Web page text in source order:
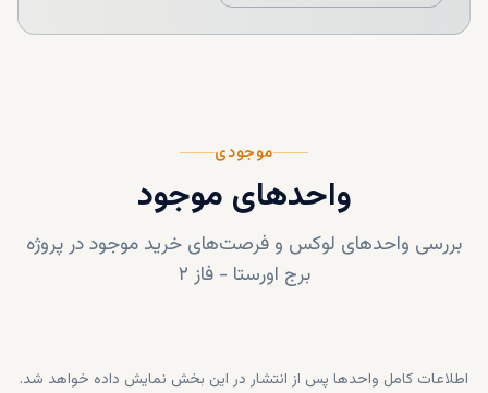
موجودی
واحدهای موجود
بررسی واحدهای لوکس و فرصت‌های خرید موجود در پروژه
برج اورستا - فاز ۲
اطلاعات کامل واحدها پس از انتشار در این بخش نمایش داده خواهد شد.